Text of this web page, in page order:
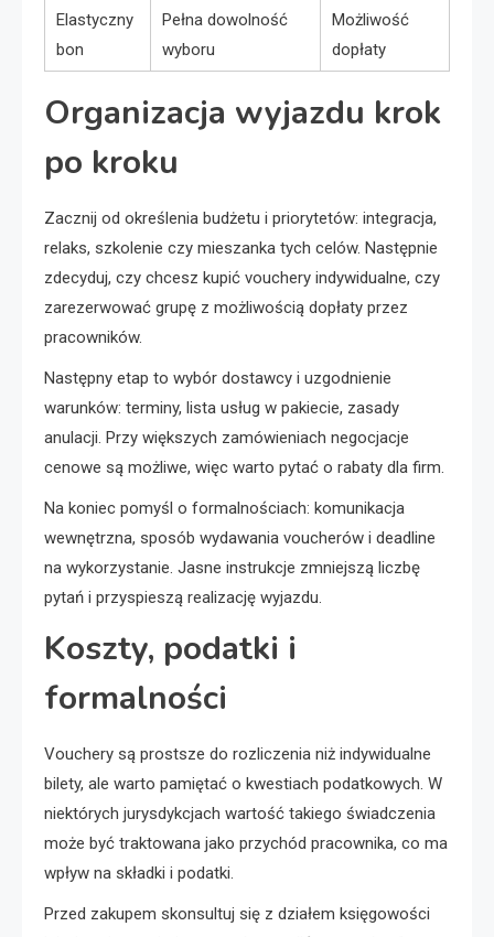
Elastyczny
bon
Pełna dowolność
wyboru
Możliwość
dopłaty
Organizacja wyjazdu krok
po kroku
Zacznij od określenia budżetu i priorytetów: integracja,
relaks, szkolenie czy mieszanka tych celów. Następnie
zdecyduj, czy chcesz kupić vouchery indywidualne, czy
zarezerwować grupę z możliwością dopłaty przez
pracowników.
Następny etap to wybór dostawcy i uzgodnienie
warunków: terminy, lista usług w pakiecie, zasady
anulacji. Przy większych zamówieniach negocjacje
cenowe są możliwe, więc warto pytać o rabaty dla firm.
Na koniec pomyśl o formalnościach: komunikacja
wewnętrzna, sposób wydawania voucherów i deadline
na wykorzystanie. Jasne instrukcje zmniejszą liczbę
pytań i przyspieszą realizację wyjazdu.
Koszty, podatki i
formalności
Vouchery są prostsze do rozliczenia niż indywidualne
bilety, ale warto pamiętać o kwestiach podatkowych. W
niektórych jurysdykcjach wartość takiego świadczenia
może być traktowana jako przychód pracownika, co ma
wpływ na składki i podatki.
Przed zakupem skonsultuj się z działem księgowości